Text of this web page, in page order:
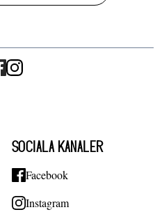
SOCIALA KANALER
Facebook
Instagram